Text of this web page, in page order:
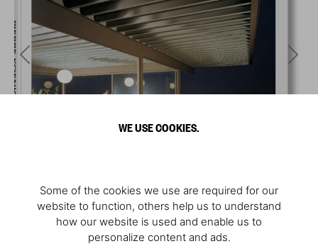
WE USE COOKIES.
Some of the cookies we use are required for our
website to function, others help us to understand
how our website is used and enable us to
personalize content and ads.